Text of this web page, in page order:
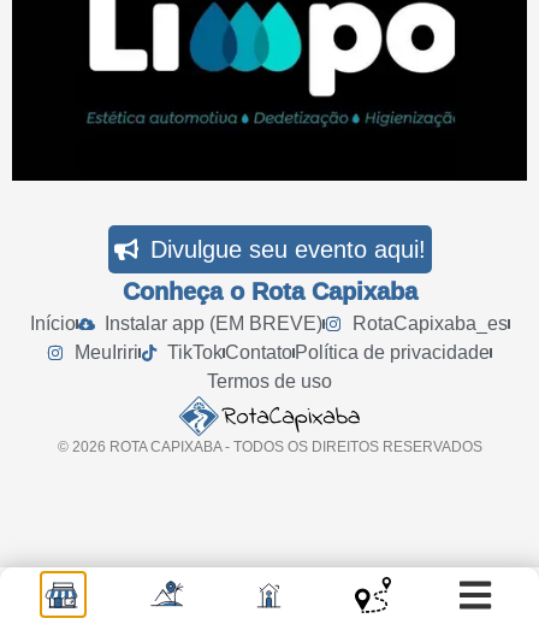
Divulgue seu evento aqui!
Conheça o Rota Capixaba
Início Instalar app (EM BREVE)
RotaCapixaba_es
MeuIriri
TikTokContato Política de privacidade
Termos de uso
© 2026 ROTA CAPIXABA - TODOS OS DIREITOS RESERVADOS